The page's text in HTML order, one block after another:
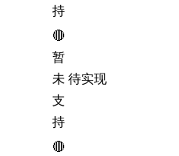
持
🔴
暂
未
支
持
待实现
🔴